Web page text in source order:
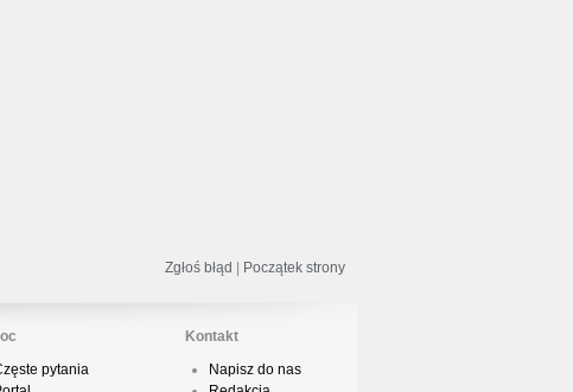
Mad Jam 2019
Zgłoś błąd | Początek strony
pytania
Kontakt
Napisz do nas